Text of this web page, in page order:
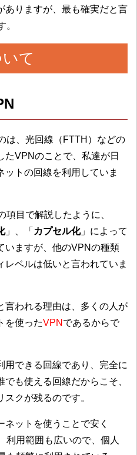
ありますが、最も確実だと言
。
て
は、光回線（FTTH）などの
たVPNのことで、私達が日
トの回線を利用していま
目で解説したように、
」、「 カプセル化」によって
いますが、他のVPNの種類
レベルは低いと言われていま
言われる理由は、多くの人が
を使ったVPN であるからで
用できる回線であり、完全に
も使える回線だからこそ、
クが残るのです。
ットを使うことで安く
利用範囲も広いので、個人